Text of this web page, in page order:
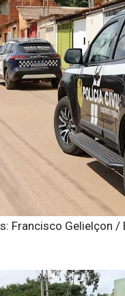
Francisco Gelielçon /